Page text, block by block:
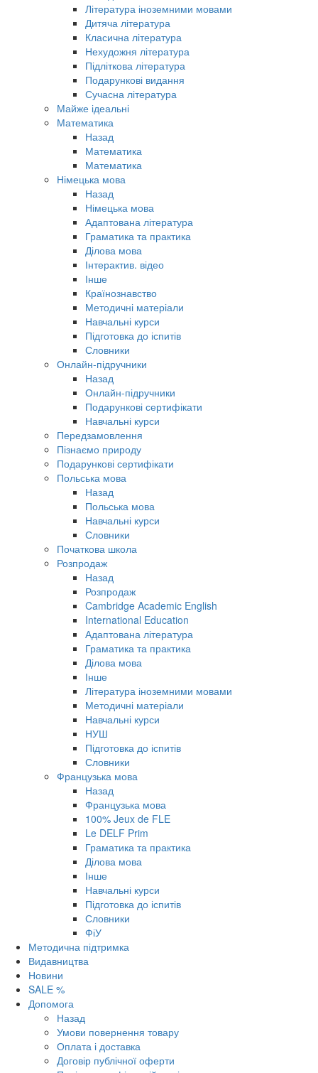
Література іноземними мовами
Дитяча література
Класична література
Нехудожня література
Підліткова література
Подарункові видання
Сучасна література
Майже ідеальні
Математика
Назад
Математика
Математика
Німецька мова
Назад
Німецька мова
Адаптована література
Граматика та практика
Ділова мова
Інтерактив. відео
Інше
Країнознавство
Методичні матеріали
Навчальні курси
Підготовка до іспитів
Словники
Онлайн-підручники
Назад
Онлайн-підручники
Подарункові сертифікати
Навчальні курси
Передзамовлення
Пізнаємо природу
Подарункові сертифікати
Польська мова
Назад
Польська мова
Навчальні курси
Словники
Початкова школа
Розпродаж
Назад
Розпродаж
Cambridge Academic English
International Education
Адаптована література
Граматика та практика
Ділова мова
Інше
Література іноземними мовами
Методичні матеріали
Навчальні курси
НУШ
Підготовка до іспитів
Словники
Французька мова
Назад
Французька мова
100% Jeux de FLE
Le DELF Prim
Граматика та практика
Ділова мова
Інше
Навчальні курси
Підготовка до іспитів
Словники
ФіУ
Методична підтримка
Видавництва
Новини
SALE %
Допомога
Назад
Умови повернення товару
Оплата і доставка
Договір публічної оферти